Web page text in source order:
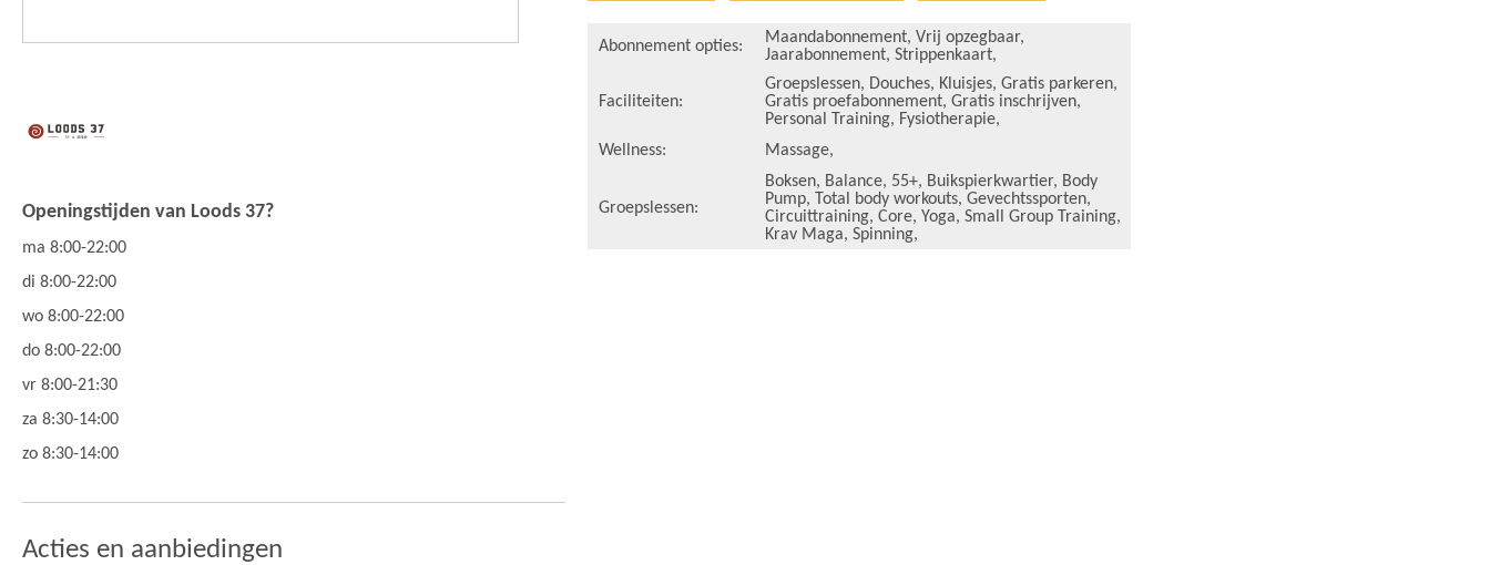
Openingstijden van Loods 37?
ma 8:00-22:00
di 8:00-22:00
wo 8:00-22:00
do 8:00-22:00
vr 8:00-21:30
za 8:30-14:00
zo 8:30-14:00
Abonnement opties: Maandabonnement, Vrij opzegbaar,
Jaarabonnement, Strippenkaart,
Faciliteiten:
Groepslessen, Douches, Kluisjes, Gratis parkeren,
Gratis proefabonnement, Gratis inschrijven,
Personal Training, Fysiotherapie,
Wellness:
Massage,
Groepslessen:
Boksen, Balance, 55+, Buikspierkwartier, Body
Pump, Total body workouts, Gevechtssporten,
Circuittraining, Core, Yoga, Small Group Training,
Krav Maga, Spinning,
Acties en aanbiedingen